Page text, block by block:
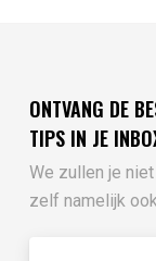
ONTVANG DE
TIPS IN JE
We zullen je
zelf namelijk